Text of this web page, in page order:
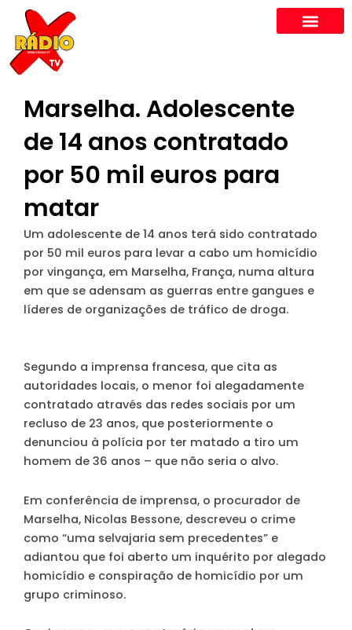
content
Marselha. Adolescente
de 14 anos contratado
por 50 mil euros para
matar
Um adolescente de 14 anos terá sido contratado
por 50 mil euros para levar a cabo um homicídio
por vingança, em Marselha, França, numa altura
em que se adensam as guerras entre gangues e
líderes de organizações de tráfico de droga.
Segundo a imprensa francesa, que cita as
autoridades locais, o menor foi alegadamente
contratado através das redes sociais por um
recluso de 23 anos, que posteriormente o
denunciou à polícia por ter matado a tiro um
homem de 36 anos – que não seria o alvo.
Em conferência de imprensa, o procurador de
Marselha, Nicolas Bessone, descreveu o crime
como “uma selvajaria sem precedentes” e
adiantou que foi aberto um inquérito por alegado
homicídio e conspiração de homicídio por um
grupo criminoso.